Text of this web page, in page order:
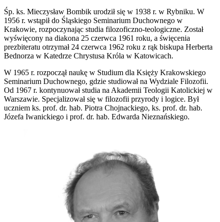
Śp. ks. Mieczysław Bombik urodził się w 1938 r. w Rybniku. W
1956 r. wstąpił do Śląskiego Seminarium Duchownego w
Krakowie, rozpoczynając studia filozoficzno-teologiczne. Został
wyświęcony na diakona 25 czerwca 1961 roku, a święcenia
prezbiteratu otrzymał 24 czerwca 1962 roku z rąk biskupa Herberta
Bednorza w Katedrze Chrystusa Króla w Katowicach.
W 1965 r. rozpoczął naukę w Studium dla Księży Krakowskiego
Seminarium Duchownego, gdzie studiował na Wydziale Filozofii.
Od 1967 r. kontynuował studia na Akademii Teologii Katolickiej w
Warszawie. Specjalizował się w filozofii przyrody i logice. Był
uczniem ks. prof. dr. hab. Piotra Chojnackiego, ks. prof. dr. hab.
Józefa Iwanickiego i prof. dr. hab. Edwarda Nieznańskiego.